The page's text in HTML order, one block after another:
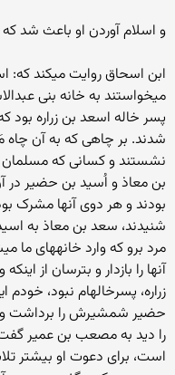
و اسلام آوردن او باعث شد که
ابن اسحاق روایت می‏کند که:
می‏خواستند به خانه بنی
پسر خاله اسعد بن زراره بود
نشستند و کسانی که مسلمان
بن معاذ و اُسید بن حضیر در
بودند و هر دوی آنها مشرک
شنیدند، سعد بن معاذ به
مرد برو که وارد خانه‏های ما
آنها را بازدار و بترسان از
زراره، پسرخاله‏ام نبود،
حضیر شمشیرش را برداشت و
را دید به مصعب بن عمیر
است، برای دعوت او بیشتر